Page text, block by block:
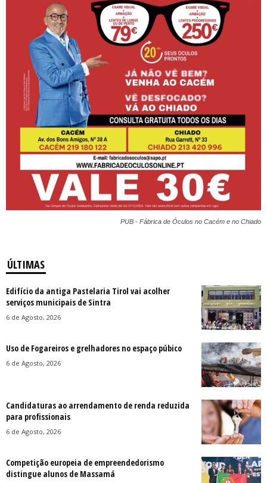
PUB - Fábrica de Óculos no Cacém e no Chiado
ÚLTIMAS
Edifício da antiga Pastelaria Tirol vai acolher
serviços municipais de Sintra
6 de Agosto, 2026
Uso de Fogareiros e grelhadores no espaço púbico
6 de Agosto, 2026
Candidaturas ao arrendamento de renda reduzida
para profissionais
6 de Agosto, 2026
Competição europeia de empreendedorismo
distingue alunos de Massamá